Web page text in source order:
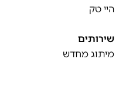
היי טק
שירותים
מיתוג מחדש